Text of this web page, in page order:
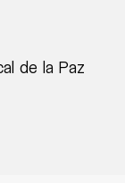
de la Paz